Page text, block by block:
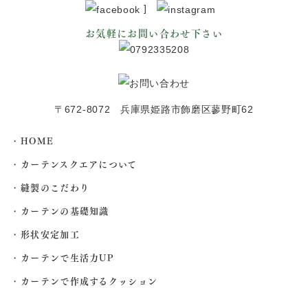
]
お気軽にお問い合わせ下さい
〒672-8072 兵庫県姫路市飾磨区蓼野町62
HOME
カーテンスクエアについて
縫製のこだわり
カーテンの基礎知識
形状安定加工
カーテンで生活力UP
カーテンで作成するクッション